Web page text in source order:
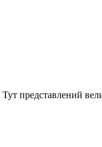
Тут представлений